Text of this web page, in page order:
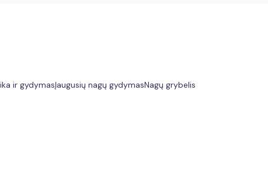
ir gydymasĮaugusių nagų gydymasNagų grybelis